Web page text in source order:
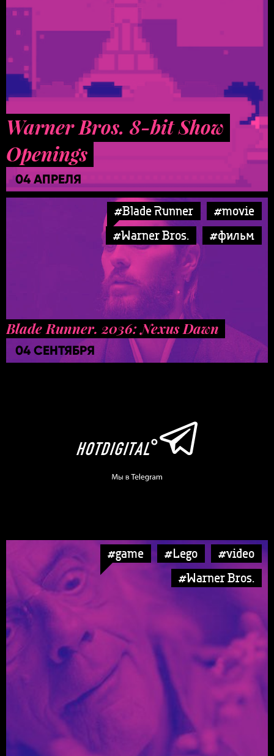
Warner Bros. 8-bit Show
Openings
04 АПРЕЛЯ
#Blade Runner
#movie
#Warner Bros.
#фильм
Blade Runner. 2036: Nexus Dawn
04 СЕНТЯБРЯ
#game #Lego
#video
#Warner Bros.